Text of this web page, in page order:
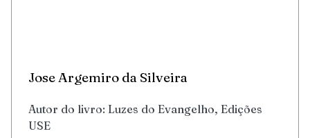
Jose Argemiro da Silveira
Autor do livro: Luzes do Evangelho, Edições
USE